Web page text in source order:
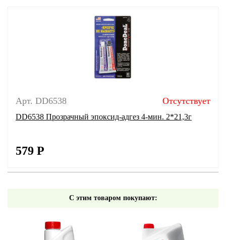
Арт. DD6538 Отсутствует
DD6538 Прозрачный эпоксид-адгез 4-мин. 2*21,3г
579 Р
С этим товаром покупают: